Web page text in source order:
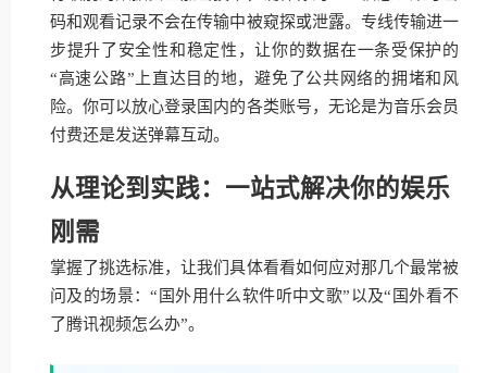
码和观看记录不会在传输中被窥探或泄露。专线传输进一
步提升了安全性和稳定性，让你的数据在一条受保护的
“高速公路”上直达目的地，避免了公共网络的拥堵和风
险。你可以放心登录国内的各类账号，无论是为音乐会员
付费还是发送弹幕互动。
从理论到实践：一站式解决你的娱乐
刚需
掌握了挑选标准，让我们具体看看如何应对那几个最常被
问及的场景：“国外用什么软件听中文歌”以及“国外看不
了腾讯视频怎么办”。